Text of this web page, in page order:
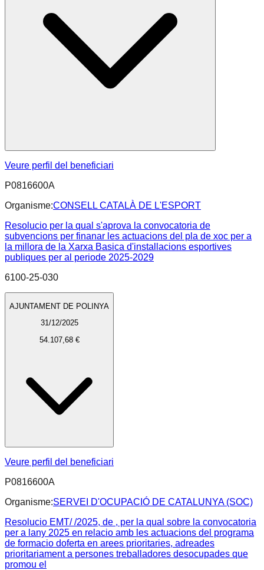
Veure perfil del beneficiari
P0816600A
Organisme:CONSELL CATALÀ DE L'ESPORT
Resolucio per la qual s'aprova la convocatoria de
subvencions per finanar les actuacions del pla de xoc per a
la millora de la Xarxa Basica d'installacions esportives
publiques per al periode 2025-2029
6100-25-030
AJUNTAMENT DE POLINYA
31/12/2025
54.107,68 €
Veure perfil del beneficiari
P0816600A
Organisme:SERVEI D'OCUPACIÓ DE CATALUNYA (SOC)
Resolucio EMT/ /2025, de , per la qual sobre la convocatoria
per a lany 2025 en relacio amb les actuacions del programa
de formacio doferta en arees prioritaries, adreades
prioritariament a persones treballadores desocupades que
promou el